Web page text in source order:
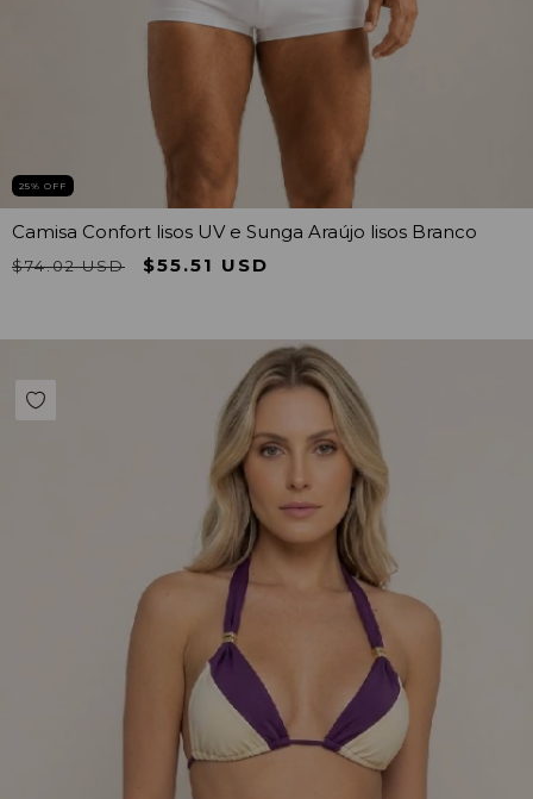
25% OFF
Camisa Confort lisos UV e Sunga Araújo lisos Branco
$74.02 USD $55.51 USD